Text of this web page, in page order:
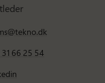
66 25 54